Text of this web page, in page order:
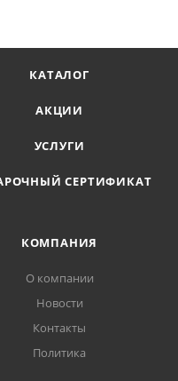
КАТАЛОГ
АКЦИИ
УСЛУГИ
СЕРТИФИКАТ
КОМПАНИЯ
О компании
Новости
Контакты
Политика